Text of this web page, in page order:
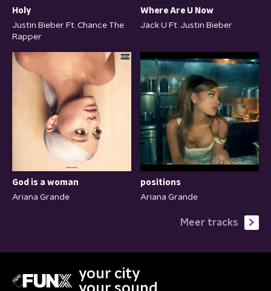
Holy
Justin Bieber Ft. Chance The
Rapper
Where Are U Now
Jack U Ft. Justin Bieber
God is a woman
Ariana Grande
positions
Ariana Grande
Meer tracks
your city